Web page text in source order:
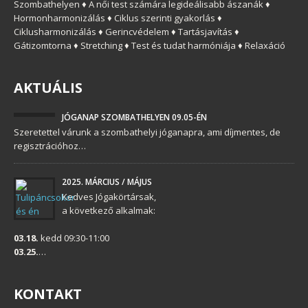
Szombathelyen ♦ A női test számára legideálisabb ászanák ♦
Hormonharmonizálás ♦ Ciklus szerinti gyakorlás ♦
Ciklusharmonizálás ♦ Gerincvédelem ♦ Tartásjavítás ♦
Gátizomtorna ♦ Stretching ♦ Test és tudat harmóniája ♦ Relaxáció
AKTUÁLIS
JÓGANAP SZOMBATHELYEN 09.05-ÉN
Szeretettel várunk a szombathelyi jóganapra, ami díjmentes, de
regisztrációhoz…
2025. MÁRCIUS / MÁJUS
Kedves Jógakörtársak,
a következő alkalmak:
03.18. kedd 09:30-11:00
03.25.…
KONTAKT